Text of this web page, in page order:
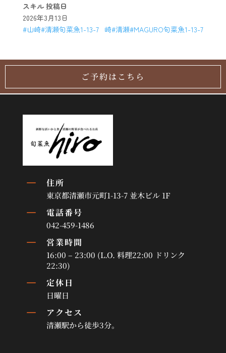
スキル 投稿日
2026年3月13日
#山崎#清瀬旬菜魚1-13-7
崎#清瀬#MAGURO旬菜魚1-13-7
ご予約はこちら
K 住所
東京都清瀬市元町1-13-7 並木ビル 1F
K 電話番号
042-459-1486
K 営業時間
16:00 – 23:00 (L.O. 料理22:00 ドリンク
22:30)
K 定休日
日曜日
K アクセス
清瀬駅から徒歩3分。